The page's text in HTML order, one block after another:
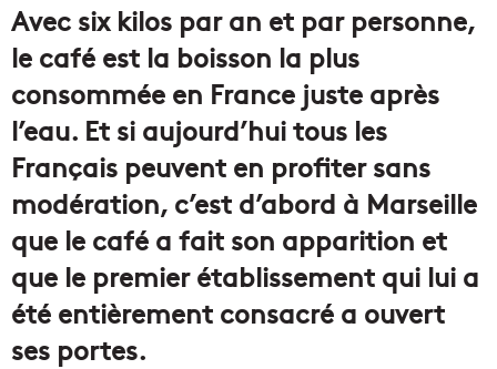
Avec six kilos par an et par personne,
le café est la boisson la plus
consommée en France juste après
l’eau. Et si aujourd’hui tous les
Français peuvent en profiter sans
modération, c’est d’abord à Marseille
que le café a fait son apparition et
que le premier établissement qui lui a
été entièrement consacré a ouvert
ses portes.